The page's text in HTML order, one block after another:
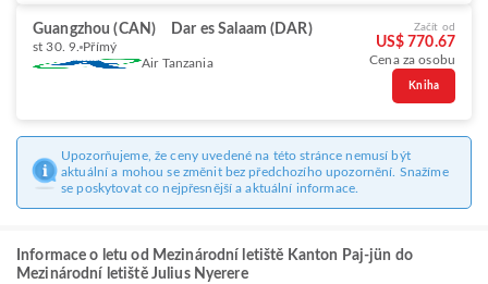
Guangzhou (CAN) Dar es Salaam (DAR)
st 30. 9. Přímý
Air Tanzania
Začít od
US$ 770.67
Cena za osobu
Kniha
Upozorňujeme, že ceny uvedené na této stránce nemusí být
aktuální a mohou se změnit bez předchozího upozornění. Snažíme
se poskytovat co nejpřesnější a aktuální informace.
Informace o letu od Mezinárodní letiště Kanton Paj-jün do
Mezinárodní letiště Julius Nyerere